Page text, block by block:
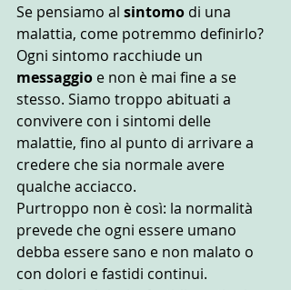
Se pensiamo al sintomo di una
malattia, come potremmo definirlo?
Ogni sintomo racchiude un
messaggio e non è mai fine a se
stesso. Siamo troppo abituati a
convivere con i sintomi delle
malattie, fino al punto di arrivare a
credere che sia normale avere
qualche acciacco.
Purtroppo non è così: la normalità
prevede che ogni essere umano
debba essere sano e non malato o
con dolori e fastidi continui.